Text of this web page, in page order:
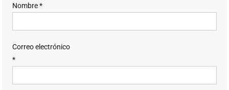
Nombre*
Correo electrónico
*